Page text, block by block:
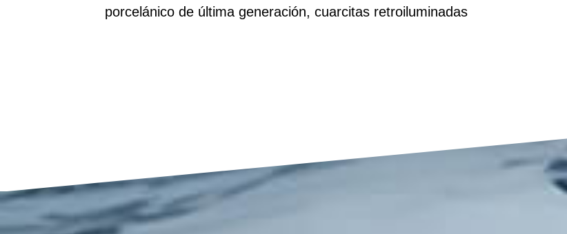
porcelánico de última generación, cuarcitas retroiluminadas